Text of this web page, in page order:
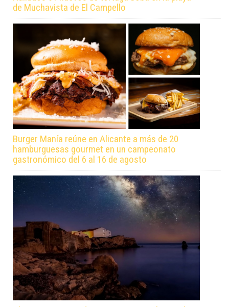
de Muchavista de El Campello
Burger Manía reúne en Alicante a más de 20
hamburguesas gourmet en un campeonato
gastronómico del 6 al 16 de agosto